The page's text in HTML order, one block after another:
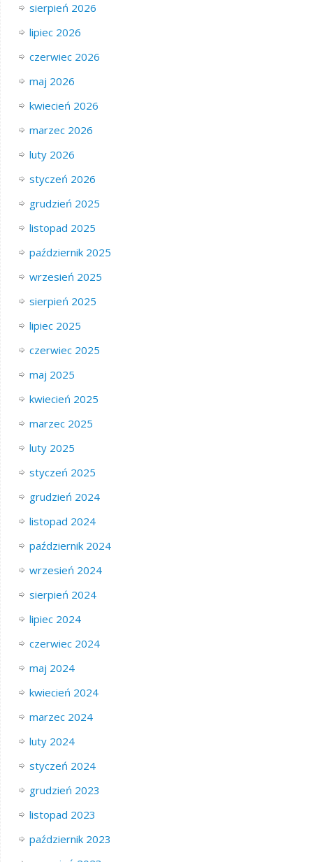
sierpień 2026
lipiec 2026
czerwiec 2026
maj 2026
kwiecień 2026
marzec 2026
luty 2026
styczeń 2026
grudzień 2025
listopad 2025
październik 2025
wrzesień 2025
sierpień 2025
lipiec 2025
czerwiec 2025
maj 2025
kwiecień 2025
marzec 2025
luty 2025
styczeń 2025
grudzień 2024
listopad 2024
październik 2024
wrzesień 2024
sierpień 2024
lipiec 2024
czerwiec 2024
maj 2024
kwiecień 2024
marzec 2024
luty 2024
styczeń 2024
grudzień 2023
listopad 2023
październik 2023